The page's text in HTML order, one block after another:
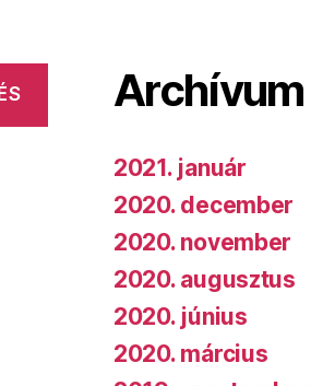
Archívum
2021. január
2020. december
2020. november
2020. augusztus
2020. június
2020. március